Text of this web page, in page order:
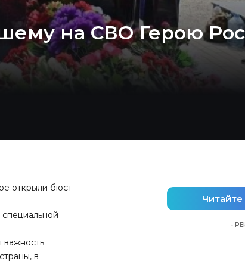
на СВО Герою
открыли бюст
важность
в
-